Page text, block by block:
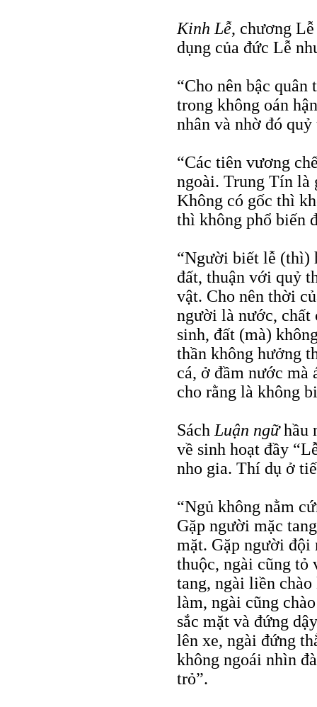
Kinh Lễ, chương
dụng của đức Lễ
“Cho nên bậc
trong không oán
nhân và nhờ đó
“Các tiên vương
ngoài. Trung Tín là
Không có gốc thì
thì không phổ biến
“Người biết lễ (thì)
đất, thuận với quỷ
vật. Cho nên thời
người là nước,
sinh, đất (mà)
thần không hưởng
cá, ở đầm nước mà
cho rằng là không
Sách Luận ngữhầu
về sinh hoạt đầy
nho gia. Thí dụ ở
“Ngủ không nằm
Gặp người mặc
mặt. Gặp người
thuộc, ngài cũng tỏ
tang, ngài liền
làm, ngài cũng
sắc mặt và đứng
lên xe, ngài đứng
không ngoái nhìn
trỏ”.